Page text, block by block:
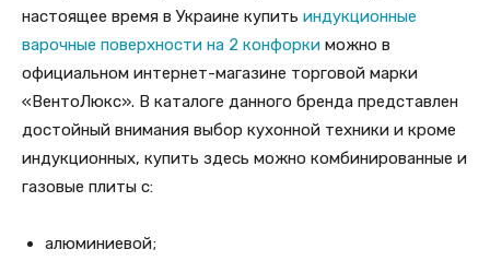
настоящее время в Украине купить индукционные
варочные поверхности на 2 конфорки можно в
официальном интернет-магазине торговой марки
«ВентоЛюкс». В каталоге данного бренда представлен
достойный внимания выбор кухонной техники и кроме
индукционных, купить здесь можно комбинированные и
газовые плиты с:
алюминиевой;